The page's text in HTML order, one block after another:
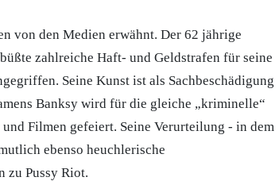
von den Medien erwähnt. Der 62 jährige
zahlreiche Haft- und Geldstrafen für seine
Seine Kunst ist als Sachbeschädigung
Banksy wird für die gleiche „kriminelle“
Filmen gefeiert. Seine Verurteilung - in dem
ebenso heuchlerische
zu Pussy Riot.